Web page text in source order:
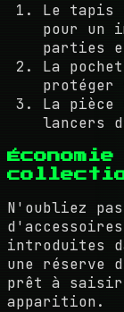
Le tapis
pour un
parties
La
protéger
La pièce
lancers
N'oubliez
introduites
une réserve
prêt à saisir
apparition.